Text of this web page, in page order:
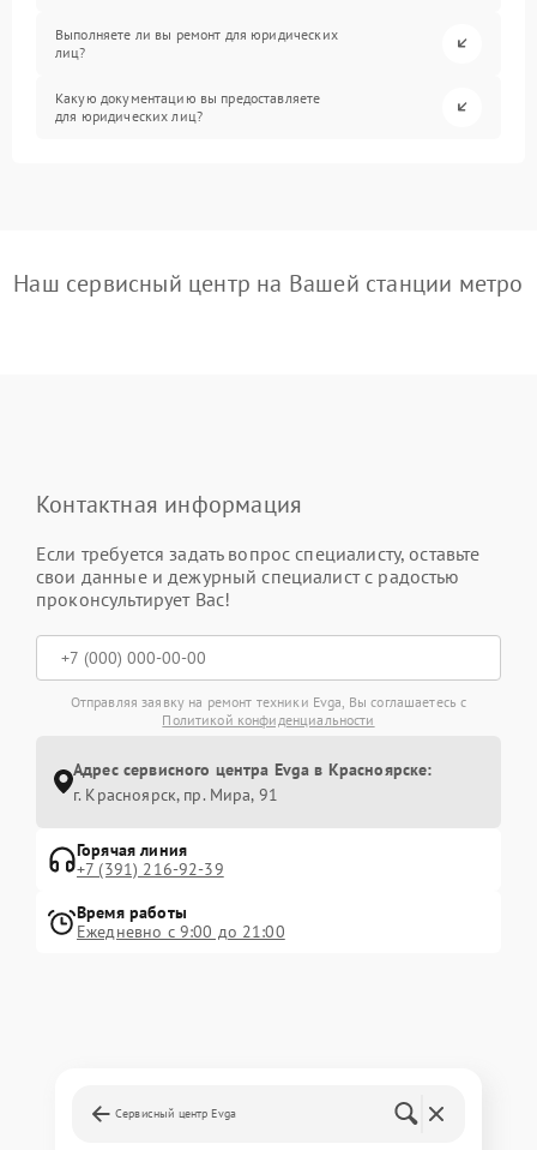
Выполняете ли вы ремонт для юридических
лиц?
Какую документацию вы предоставляете
для юридических лиц?
Наш сервисный центр на Вашей станции метро
Контактная информация
Если требуется задать вопрос специалисту, оставьте
свои данные и дежурный специалист с радостью
проконсультирует Вас!
Отправляя заявку на ремонт техники Evga, Вы соглашаетесь с
Политикой конфиденциальности
Адрес сервисного центра Evga в Красноярске:
г. Красноярск, ​пр. Мира, 91
Горячая линия
+7 (391) 216-92-39
Время работы
Ежедневно с 9:00 до 21:00
Сервисный центр Evga